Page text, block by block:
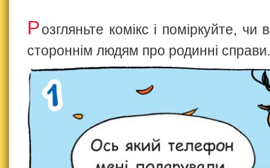
Розгляньте комікс і поміркуйте, чи
стороннім людям про родинні справи.